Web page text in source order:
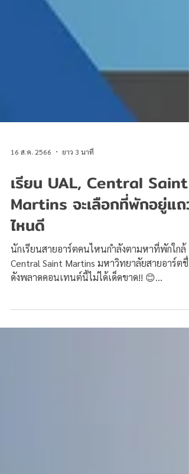
16 ส.ค. 2566 ยาว 3 นาที
เรียน UAL, Central Saint
Martins จะเลือกที่พักอยู่แถว
ไหนดี
นักเรียนสายอาร์ตคนไหนกำลังตามหาที่พักใกล้ ๆ
ดังพลาดคอนเทนต์นี้ไม่ได้เด็ดขาด!! 😊